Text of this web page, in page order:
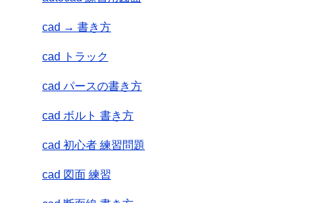
cad → 書き方
cad トラック
cad パースの書き方
cad ボルト 書き方
cad 初心者 練習問題
cad 図面 練習